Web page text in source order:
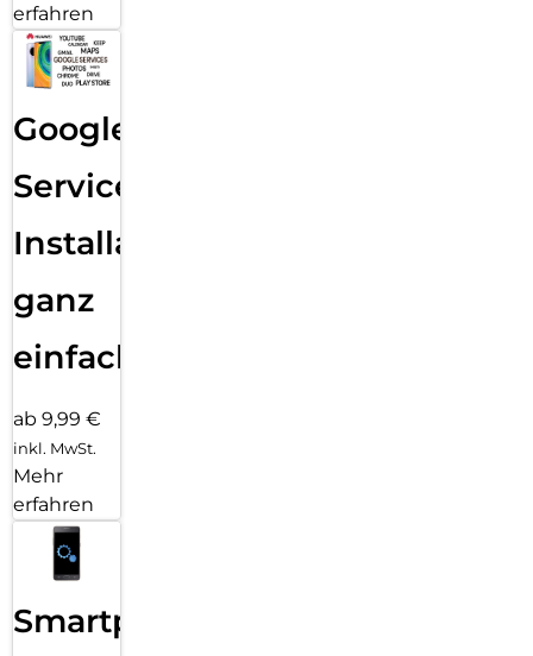
erfahren
Google
Services
Installation
ganz
einfach
ab 9,99 €
inkl. MwSt.
Mehr
erfahren
Smartphone